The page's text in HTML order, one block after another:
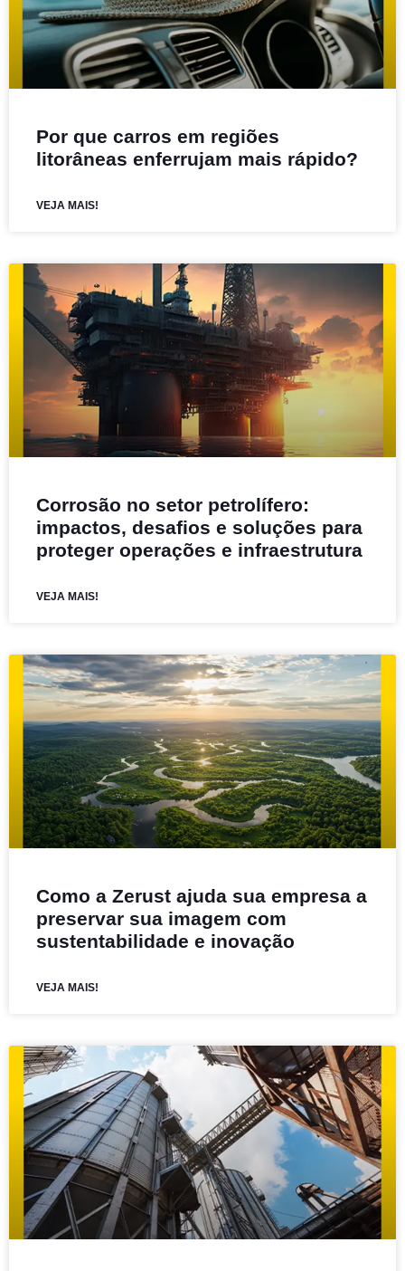
Por que carros em regiões
litorâneas enferrujam mais rápido?
VEJA MAIS!
Corrosão no setor petrolífero:
impactos, desafios e soluções para
proteger operações e infraestrutura
VEJA MAIS!
Como a Zerust ajuda sua empresa a
preservar sua imagem com
sustentabilidade e inovação
VEJA MAIS!